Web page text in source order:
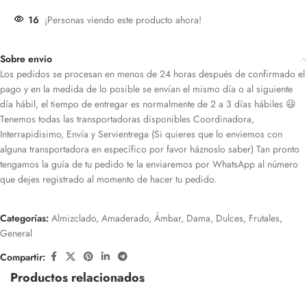
16 ¡Personas viendo este producto ahora!
Sobre envio
Los pedidos se procesan en menos de 24 horas después de confirmado el
pago y en la medida de lo posible se envían el mismo día o al siguiente
día hábil, el tiempo de entregar es normalmente de 2 a 3 días hábiles 😃
Tenemos todas las transportadoras disponibles Coordinadora,
Interrapidisimo, Envía y Servientrega (Si quieres que lo enviemos con
alguna transportadora en específico por favor háznoslo saber) Tan pronto
tengamos la guía de tu pedido te la enviaremos por WhatsApp al número
que dejes registrado al momento de hacer tu pedido.
Categorías: Almizclado, Amaderado, Ámbar, Dama, Dulces, Frutales,
General
Compartir:
Productos relacionados